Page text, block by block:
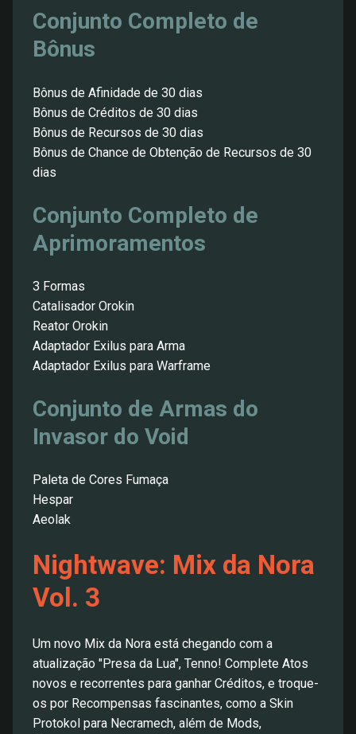
Conjunto Completo de
Bônus
Bônus de Afinidade de 30 dias
Bônus de Créditos de 30 dias
Bônus de Recursos de 30 dias
Bônus de Chance de Obtenção de Recursos de 30
dias
Conjunto Completo de
Aprimoramentos
3 Formas
Catalisador Orokin
Reator Orokin
Adaptador Exilus para Arma
Adaptador Exilus para Warframe
Conjunto de Armas do
Invasor do Void
Paleta de Cores Fumaça
Hespar
Aeolak
Nightwave: Mix da Nora
Vol. 3
Um novo Mix da Nora está chegando com a
atualização "Presa da Lua", Tenno! Complete Atos
novos e recorrentes para ganhar Créditos, e troque-
os por Recompensas fascinantes, como a Skin
Protokol para Necramech, além de Mods,